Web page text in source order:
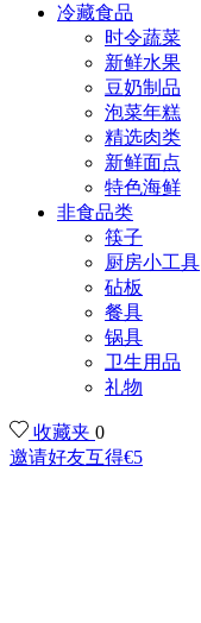
冷藏食品
时令蔬菜
新鲜水果
豆奶制品
泡菜年糕
精选肉类
新鲜面点
特色海鲜
非食品类
筷子
厨房小工具
砧板
餐具
锅具
卫生用品
礼物
收藏夹 0
邀请好友互得€5